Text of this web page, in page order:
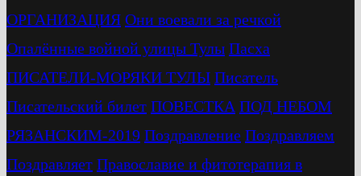
ОРГАНИЗАЦИЯ Они воевали за речкой
Опалённые войной улицы Тулы Пасха
ПИСАТЕЛИ-МОРЯКИ ТУЛЫ Писатель
Писательский билет ПОВЕСТКА ПОД НЕБОМ
РЯЗАНСКИМ-2019 Поздравление Поздравляем
Поздравляет Православие и фитотерапия в